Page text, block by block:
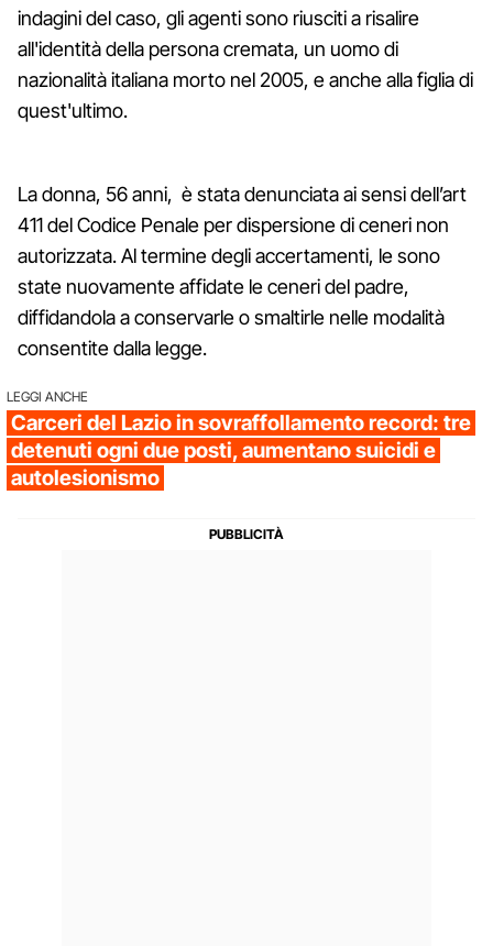
indagini del caso, gli agenti sono riusciti a risalire
all'identità della persona cremata, un uomo di
nazionalità italiana morto nel 2005, e anche alla figlia di
quest'ultimo.
La donna, 56 anni, è stata denunciata ai sensi dell’art
411 del Codice Penale per dispersione di ceneri non
autorizzata. Al termine degli accertamenti, le sono
state nuovamente affidate le ceneri del padre,
diffidandola a conservarle o smaltirle nelle modalità
consentite dalla legge.
LEGGI ANCHE
Carceri del Lazio in sovraffollamento record: tre
detenuti ogni due posti, aumentano suicidi e
autolesionismo